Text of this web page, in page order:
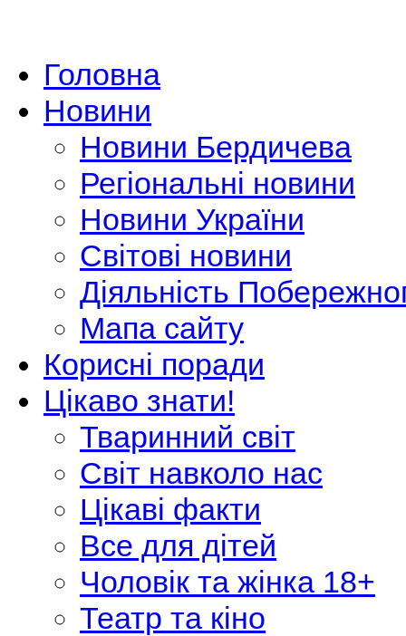
Головна
Новини
Новини Бердичева
Регіональні новини
Новини України
Світові новини
Діяльність
Мапа сайту
Корисні поради
Цікаво знати!
Тваринний світ
Світ навколо нас
Цікаві факти
Все для дітей
Чоловік та жінка 18+
Театр та кіно